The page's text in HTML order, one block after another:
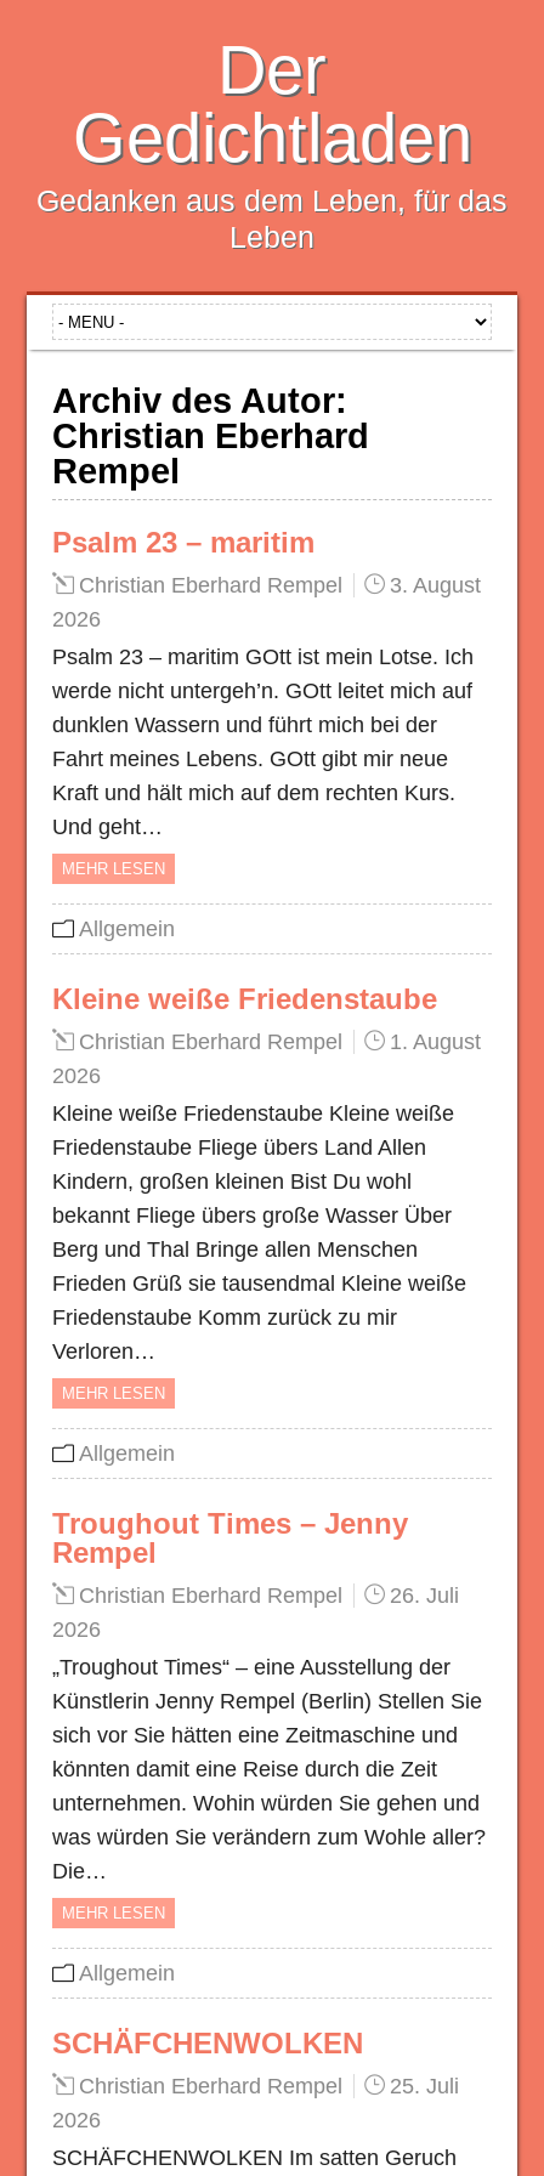
Der
Gedichtladen
Gedanken aus dem Leben, für das
Leben
Archiv des Autor:
Christian Eberhard
Rempel
Psalm 23 – maritim
Christian Eberhard Rempel
3. August
2026
Psalm 23 – maritim GOtt ist mein Lotse. Ich
werde nicht untergeh’n. GOtt leitet mich auf
dunklen Wassern und führt mich bei der
Fahrt meines Lebens. GOtt gibt mir neue
Kraft und hält mich auf dem rechten Kurs.
Und geht…
MEHR LESEN
Allgemein
Kleine weiße Friedenstaube
Christian Eberhard Rempel
1. August
2026
Kleine weiße Friedenstaube Kleine weiße
Friedenstaube Fliege übers Land Allen
Kindern, großen kleinen Bist Du wohl
bekannt Fliege übers große Wasser Über
Berg und Thal Bringe allen Menschen
Frieden Grüß sie tausendmal Kleine weiße
Friedenstaube Komm zurück zu mir
Verloren…
MEHR LESEN
Allgemein
Troughout Times – Jenny
Rempel
Christian Eberhard Rempel
26. Juli
2026
„Troughout Times“ – eine Ausstellung der
Künstlerin Jenny Rempel (Berlin) Stellen Sie
sich vor Sie hätten eine Zeitmaschine und
könnten damit eine Reise durch die Zeit
unternehmen. Wohin würden Sie gehen und
was würden Sie verändern zum Wohle aller?
Die…
MEHR LESEN
Allgemein
SCHÄFCHENWOLKEN
Christian Eberhard Rempel
25. Juli
2026
SCHÄFCHENWOLKEN Im satten Geruch